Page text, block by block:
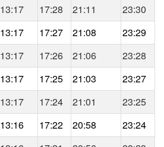
13:17 17:28 21:11
23:30
13:17 17:27 21:08
23:29
13:17 17:26 21:06
23:28
13:17 17:25 21:03
23:27
13:17 17:24 21:01
23:25
13:16 17:22 20:58
23:24